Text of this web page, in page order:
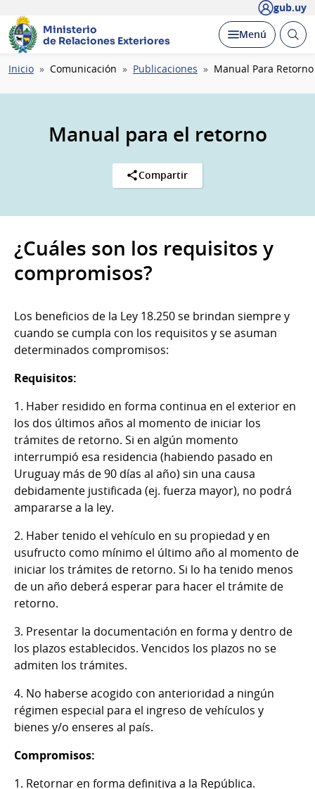
gub.uy
Ministerio
de Relaciones Exteriores
Desplegar
Menú Abrir
Ruta
navegación
Inicio Comunicación Publicaciones Manual Para Retorno
Manual para el retorno
Compartir
¿Cuáles son los requisitos y
compromisos?
Los beneficios de la Ley 18.250 se brindan siempre y
cuando se cumpla con los requisitos y se asuman
determinados compromisos:
Requisitos:
1. Haber residido en forma continua en el exterior en
los dos últimos años al momento de iniciar los
trámites de retorno. Si en algún momento
interrumpió esa residencia (habiendo pasado en
Uruguay más de 90 días al año) sin una causa
debidamente justificada (ej. fuerza mayor), no podrá
ampararse a la ley.
2. Haber tenido el vehículo en su propiedad y en
usufructo como mínimo el último año al momento de
iniciar los trámites de retorno. Si lo ha tenido menos
de un año deberá esperar para hacer el trámite de
retorno.
3. Presentar la documentación en forma y dentro de
los plazos establecidos. Vencidos los plazos no se
admiten los trámites.
4. No haberse acogido con anterioridad a ningún
régimen especial para el ingreso de vehículos y
bienes y/o enseres al país.
Compromisos:
1. Retornar en forma definitiva a la República.